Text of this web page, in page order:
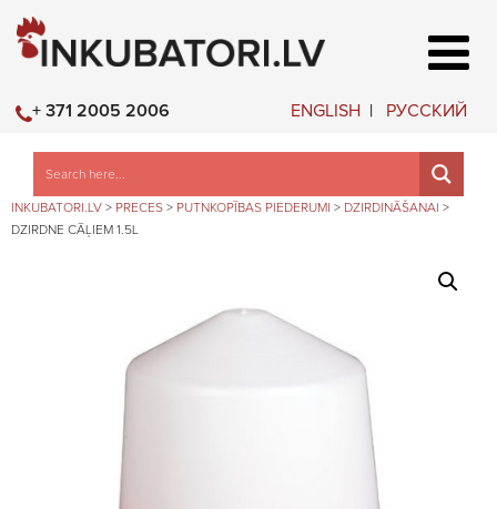
ENGLISH РУССКИЙ
+ 371 2005 2006
INKUBATORI.LV > PRECES > PUTNKOPĪBAS PIEDERUMI > DZIRDINĀŠANAI >
DZIRDNE CĀĻIEM 1.5L